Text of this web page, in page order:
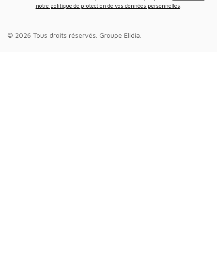
notre politique de protection de vos données personnelles
© 2026 Tous droits réservés. Groupe Elidia